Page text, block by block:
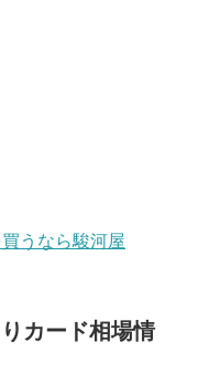
うなら駿河屋
カード相場情